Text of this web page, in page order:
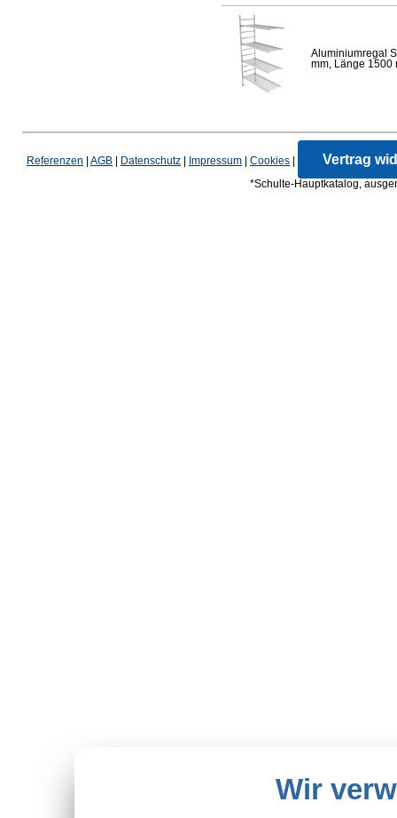
Aluminiumregal
mm, Länge 1500
Referenzen AGB Datenschutz Impressum Cookies Vertrag
*Schulte-Hauptkatalog,
Wir